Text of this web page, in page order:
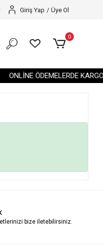
ONLİNE ÖDEMELERDE
Giriş Yap / Üye Ol
0
bize iletebilirsiniz.